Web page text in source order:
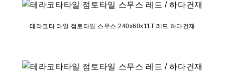
테라코타 타일 점토타일 스무스 240x60x11T 레드 하다건재